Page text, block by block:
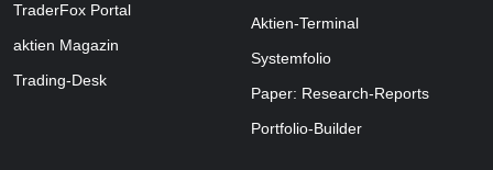
TraderFox Portal
aktien Magazin
Trading-Desk
Aktien-Terminal
Systemfolio
Paper: Research-Reports
Portfolio-Builder